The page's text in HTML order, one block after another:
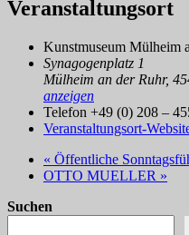
Veranstaltungsort
Kunstmuseum Mülheim
Synagogenplatz 1
Mülheim an der Ruhr,
anzeigen
Telefon +49 (0) 208 –
Veranstaltungsort-
« Öffentliche
OTTO MUELLER »
Suchen